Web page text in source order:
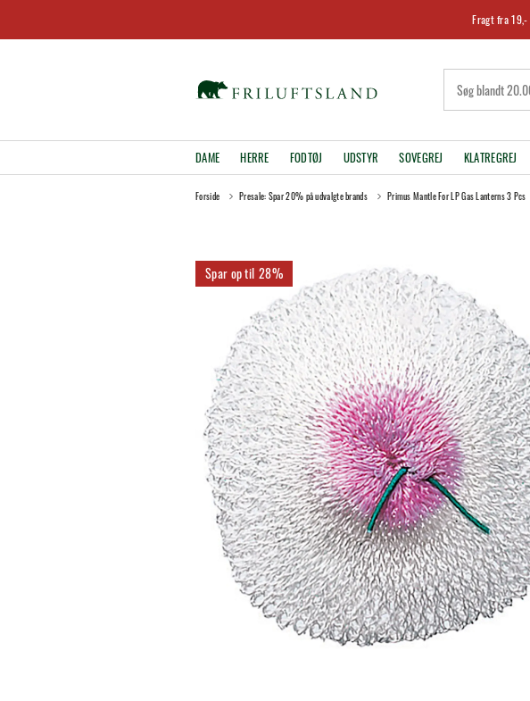
Fragt fra 19,-
DAME HERRE FODTØJ UDSTYR SOVEGREJ KLATREGREJ
Forside Presale: Spar 20% på udvalgte brands Primus Mantle For LP Gas Lanterns 3 Pcs
28%